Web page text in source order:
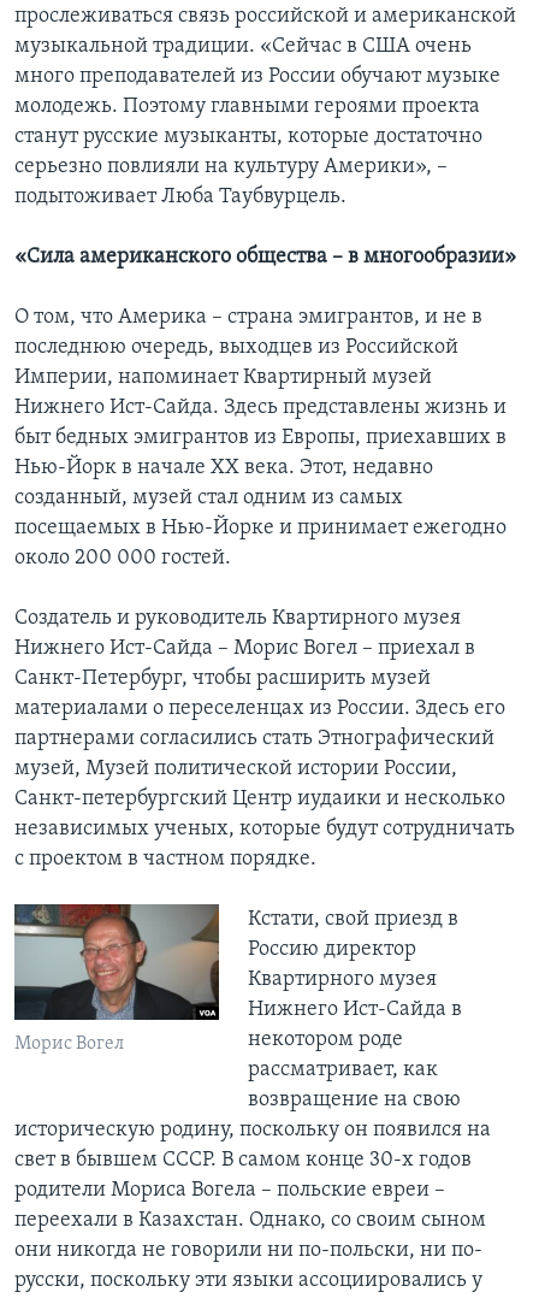
прослеживаться связь российской и американской
музыкальной традиции. «Сейчас в США очень
много преподавателей из России обучают музыке
молодежь. Поэтому главными героями проекта
станут русские музыканты, которые достаточно
серьезно повлияли на культуру Америки», –
подытоживает Люба Таубвурцель.
«Сила американского общества – в многообразии»
О том, что Америка – страна эмигрантов, и не в
последнюю очередь, выходцев из Российской
Империи, напоминает Квартирный музей
Нижнего Ист-Сайда. Здесь представлены жизнь и
быт бедных эмигрантов из Европы, приехавших в
Нью-Йорк в начале ХХ века. Этот, недавно
созданный, музей стал одним из самых
посещаемых в Нью-Йорке и принимает ежегодно
около 200 000 гостей.
Создатель и руководитель Квартирного музея
Нижнего Ист-Сайда – Морис Вогел – приехал в
Санкт-Петербург, чтобы расширить музей
материалами о переселенцах из России. Здесь его
партнерами согласились стать Этнографический
музей, Музей политической истории России,
Санкт-петербургский Центр иудаики и несколько
независимых ученых, которые будут сотрудничать
с проектом в частном порядке.
Морис Вогел
Кстати, свой приезд в
Россию директор
Квартирного музея
Нижнего Ист-Сайда в
некотором роде
рассматривает, как
возвращение на свою
историческую родину, поскольку он появился на
свет в бывшем СССР. В самом конце 30-х годов
родители Мориса Вогела – польские евреи –
переехали в Казахстан. Однако, со своим сыном
они никогда не говорили ни по-польски, ни по-
русски, поскольку эти языки ассоциировались у